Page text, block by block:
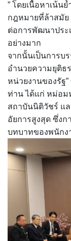
” โดยเนื้อหาเน้น
กฎหมายที่ล้าสมัย
ต่อการพัฒนาประ
อย่างมาก
จากนั้นเป็นการบ
อำนวยความยุติธ
หน่วยงานของรัฐ
ท่าน ได้แก่ หม่อม
สถาบันนิติวัชร์ แ
อัยการสูงสุด ซึ่งก
บทบาทของพนักง